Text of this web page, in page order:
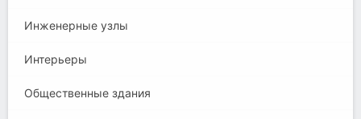
Инженерные узлы
Интерьеры
Общественные здания